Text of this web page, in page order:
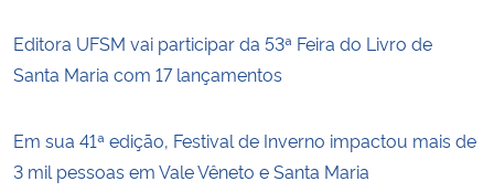
Editora UFSM vai participar da 53ª Feira do Livro de
Santa Maria com 17 lançamentos
Em sua 41ª edição, Festival de Inverno impactou mais de
3 mil pessoas em Vale Vêneto e Santa Maria